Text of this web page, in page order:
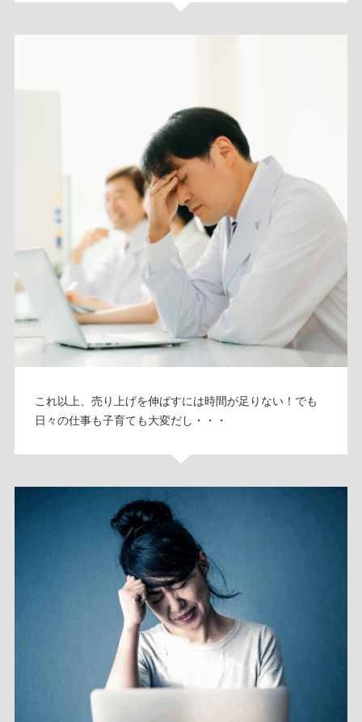
これ以上、売り上げを伸ばすには時間が足りない！でも
日々の仕事も子育ても大変だし・・・